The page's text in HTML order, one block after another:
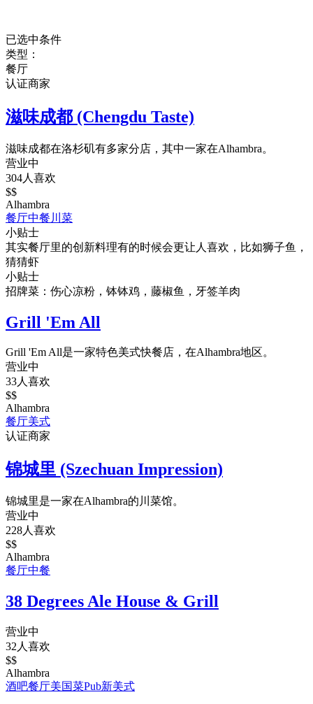
已选中条件
类型：
餐厅
认证商家
滋味成都 (Chengdu Taste)
滋味成都在洛杉矶有多家分店，其中一家在Alhambra。
营业中
304人喜欢
$$
Alhambra
餐厅中餐 川菜
小贴士
其实餐厅里的创新料理有的时候会更让人喜欢，比如狮子鱼，
猜猜虾
小贴士
招牌菜：伤心凉粉，钵钵鸡，藤椒鱼，牙签羊肉
Grill 'Em All
Grill 'Em All是一家特色美式快餐店，在Alhambra地区。
营业中
33人喜欢
$$
Alhambra
餐厅美式
认证商家
锦城里 (Szechuan Impression)
锦城里是一家在Alhambra的川菜馆。
营业中
228人喜欢
$$
Alhambra
餐厅中餐
38 Degrees Ale House & Grill
营业中
32人喜欢
$$
Alhambra
酒吧餐厅美国菜Pub新美式